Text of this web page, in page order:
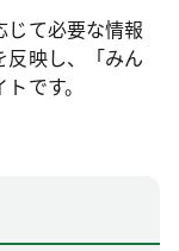
じて必要な情報
反映し、「みん
です。